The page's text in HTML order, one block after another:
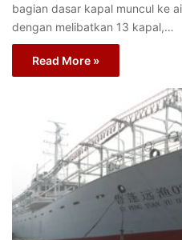
bagian dasar kapal muncul ke
dengan melibatkan 13 kapal,…
Read More »